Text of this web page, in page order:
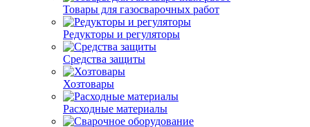
Товары для газосварочных работ
Редукторы и регуляторы
Средства защиты
Хозтовары
Расходные материалы